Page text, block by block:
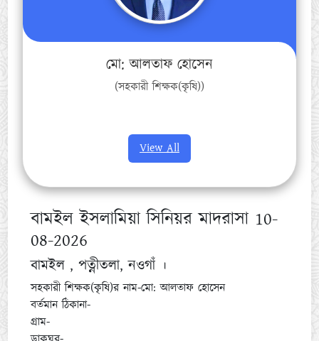
মো: আলতাফ হোসেন
(সহকারী শিক্ষক(কৃষি))
View All
বামইল ইসলামিয়া সিনিয়র মাদরাসা 10-
08-2026
বামইল , পত্নীতলা, নওগাঁ ।
সহকারী শিক্ষক(কৃষি)র নাম-মো: আলতাফ হোসেন
বর্তমান ঠিকানা-
গ্রাম-